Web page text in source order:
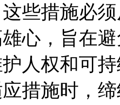
些措施必
心，旨在
人权和可
措施时，